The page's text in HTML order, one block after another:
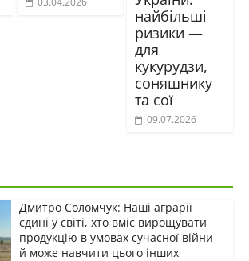
найбільші
ризики —
для
кукурудзи,
соняшнику
та сої
09.07.2026
Дмитро Соломчук: Наші аграрії
єдині у світі, хто вміє вирощувати
продукцію в умовах сучасної війни
й може навчити цього інших